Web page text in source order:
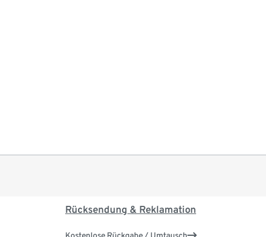
Rücksendung & Reklamation